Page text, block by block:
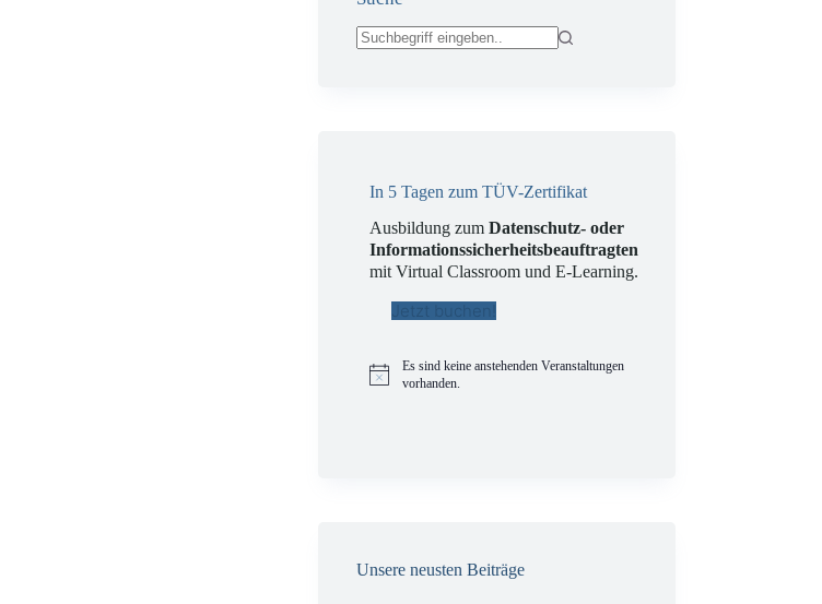
In 5 Tagen zum TÜV-Zertifikat
Ausbildung zumDatenschutz- oder
Informationssicherheitsbeauftragten
mit Virtual Classroom und E-Learning.
Jetzt buchen!
H
Es sind keine anstehenden Veranstaltungen
vorhanden.
Unsere neusten Beiträge